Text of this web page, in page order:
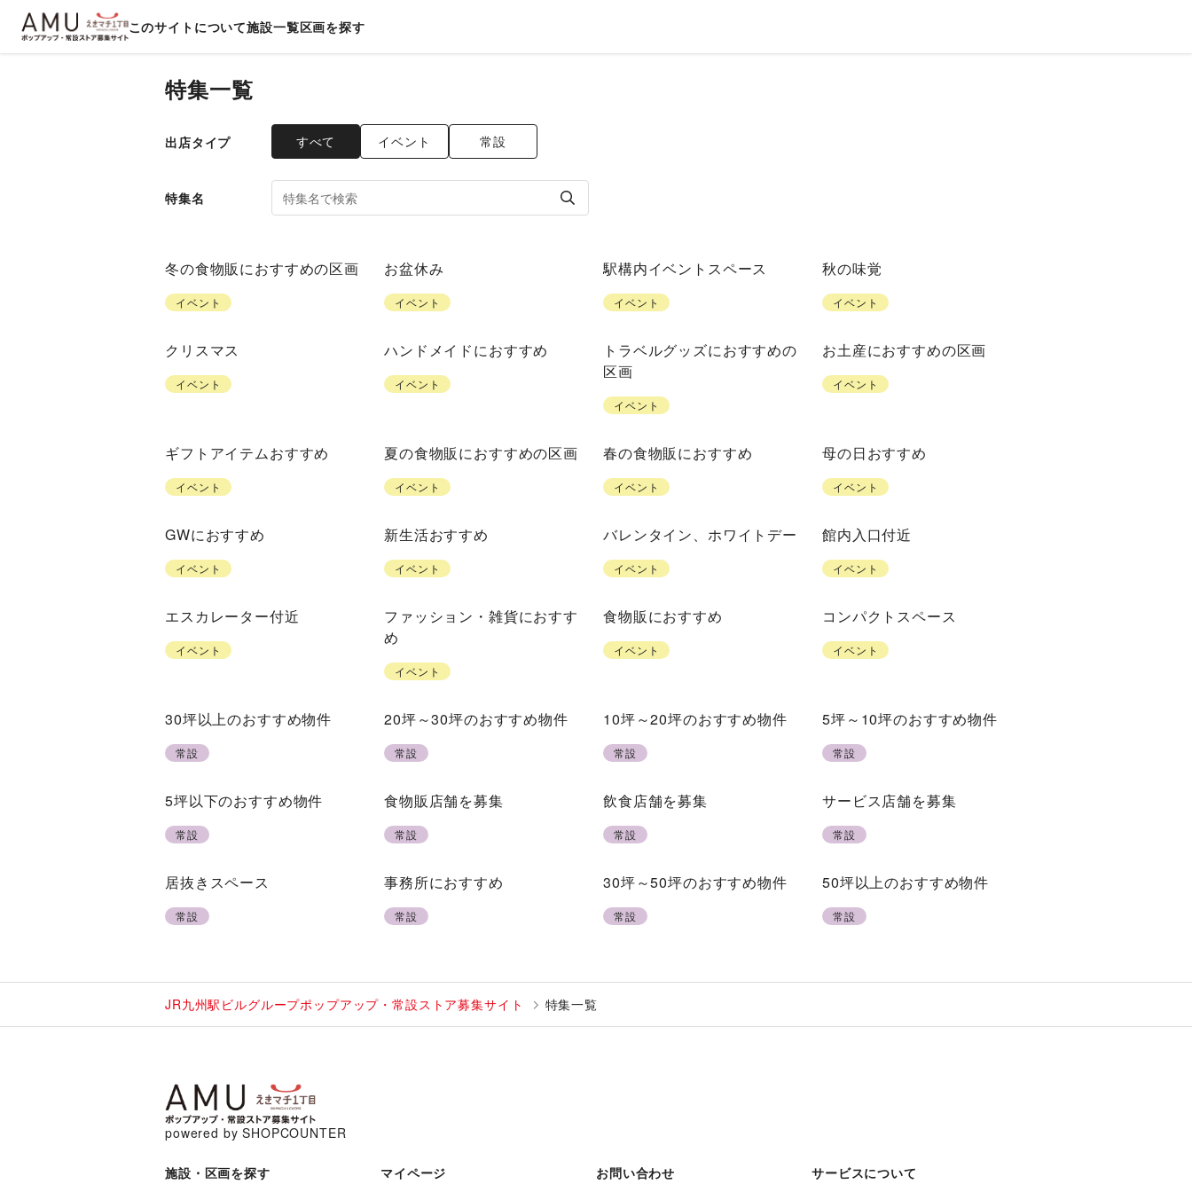
このサイトについて施設一覧区画を探す
特集一覧
出店タイプ すべて イベント 常設
特集名
冬の食物販におすすめの区画
イベント
お盆休み
イベント
駅構内イベントスペース
イベント
秋の味覚
イベント
クリスマス
イベント
ハンドメイドにおすすめ
イベント
トラベルグッズにおすすめの
区画
イベント
お土産におすすめの区画
イベント
ギフトアイテムおすすめ
イベント
夏の食物販におすすめの区画
イベント
春の食物販におすすめ
イベント
母の日おすすめ
イベント
GWにおすすめ
イベント
新生活おすすめ
イベント
バレンタイン、ホワイトデー
イベント
館内入口付近
イベント
エスカレーター付近
イベント
ファッション・雑貨におすす
め
イベント
食物販におすすめ
イベント
コンパクトスペース
イベント
30坪以上のおすすめ物件
常設
20坪～30坪のおすすめ物件
常設
10坪～20坪のおすすめ物件
常設
5坪～10坪のおすすめ物件
常設
5坪以下のおすすめ物件
常設
食物販店舗を募集
常設
飲食店舗を募集
常設
サービス店舗を募集
常設
居抜きスペース
常設
事務所におすすめ
常設
30坪～50坪のおすすめ物件
常設
50坪以上のおすすめ物件
常設
JR九州駅ビルグループポップアップ・常設ストア募集サイト 特集一覧
powered by SHOPCOUNTER
施設・区画を探す マイページ お問い合わせ サービスについて